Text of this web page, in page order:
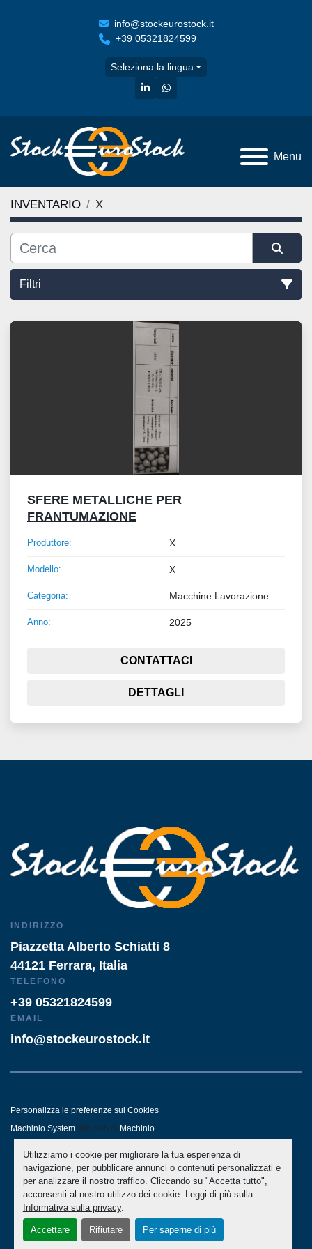
Utilizziamo i cookie per migliorare la tua esperienza di
navigazione, per pubblicare annunci o contenuti personalizzati e
per analizzare il nostro traffico. Cliccando su "Accetta tutto",
acconsenti al nostro utilizzo dei cookie. Leggi di più sulla
Informativa sulla privacy.
Accettare Rifiutare Per saperne di più
info@stockeurostock.it
+39 05321824599
Seleziona la lingua
linkedinwhatsapp
Menu
INVENTARIO X
Filtri
Tutte le categorie
Ordina per
SFERE METALLICHE PER
FRANTUMAZIONE
Produttore: X
Modello: X
Categoria:
Anno: 2025
CONTATTACI
DETTAGLI
INDIRIZZO
Piazzetta Alberto Schiatti 8
44121 Ferrara, Italia
TELEFONO
+39 05321824599
EMAIL
info@stockeurostock.it
Personalizza le preferenze sui Cookies
Machinio System sito web di Machinio
- LINKEDIN - WHATSAPP